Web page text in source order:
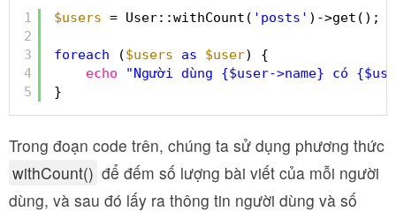
1
2
3
4
5
$users = User::withCount( 'posts' )->get();
foreach ($users as $user) {
echo
"Người dùng {$user->name} có
}
Trong đoạn code trên, chúng ta sử dụng phương thức
withCount() để đếm số lượng bài viết của mỗi người
dùng, và sau đó lấy ra thông tin người dùng và số